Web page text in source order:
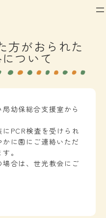
方がおられた
ついて
幼保総合支援室から
PCR検査を受けられ
に園にご連絡いただ
。
合は、世光教会にご